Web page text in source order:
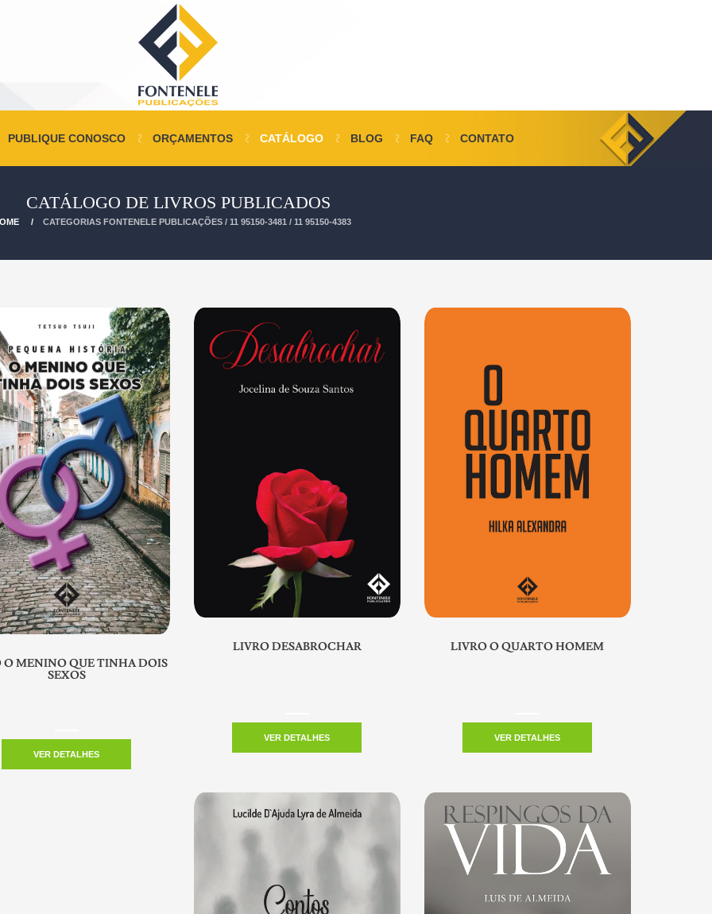
PUBLIQUE CONOSCO ORÇAMENTOS CATÁLOGO BLOG FAQ CONTATO
CATÁLOGO DE LIVROS PUBLICADOS
CATEGORIAS FONTENELE PUBLICAÇÕES / 11 95150-3481 / 11 95150-4383
O MENINO QUE TINHA DOIS
SEXOS
VER DETALHES
LIVRO DESABROCHAR
VER DETALHES
LIVRO O QUARTO HOMEM
VER DETALHES